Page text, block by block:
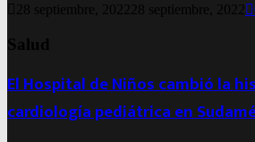
28 septiembre, 2022 28 septiembre, 2022
Salud
El Hospital de Niños cambió la
cardiología pediátrica en